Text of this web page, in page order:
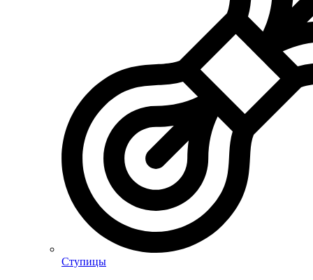
Ступицы